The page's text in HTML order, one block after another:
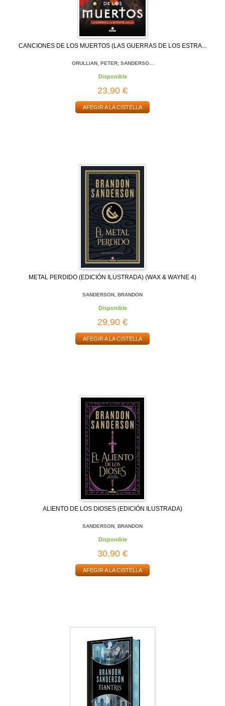
CANCIONES DE LOS MUERTOS (LAS GUERRAS DE LOS ESTRA...
ORULLIAN, PETER; SANDERSO...
Disponible
23,90 €
AFEGIR A LA CISTELLA
METAL PERDIDO (EDICIÓN ILUSTRADA) (WAX & WAYNE 4)
SANDERSON, BRANDON
Disponible
29,90 €
AFEGIR A LA CISTELLA
ALIENTO DE LOS DIOSES (EDICIÓN ILUSTRADA)
SANDERSON, BRANDON
Disponible
30,90 €
AFEGIR A LA CISTELLA